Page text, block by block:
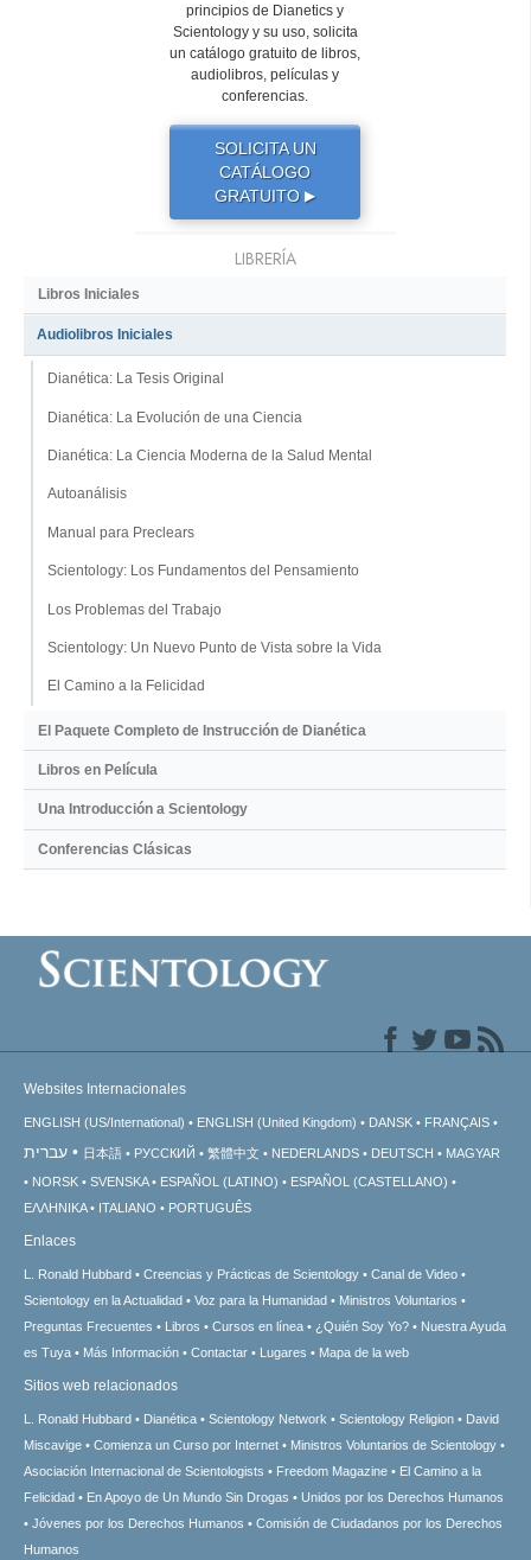
principios de Dianetics y
Scientology y su uso, solicita
un catálogo gratuito de libros,
audiolibros, películas y
conferencias.
SOLICITA UN
CATÁLOGO
GRATUITO ▶
LIBRERÍA
Libros Iniciales
Audiolibros Iniciales
Dianética: La Tesis Original
Dianética: La Evolución de una Ciencia
Dianética: La Ciencia Moderna de la Salud Mental
Autoanálisis
Manual para Preclears
Scientology: Los Fundamentos del Pensamiento
Los Problemas del Trabajo
Scientology: Un Nuevo Punto de Vista sobre la Vida
El Camino a la Felicidad
El Paquete Completo de Instrucción de Dianética
Libros en Película
Una Introducción a Scientology
Conferencias Clásicas
Websites Internacionales
ENGLISH (US/International) ENGLISH (United Kingdom) DANSK FRANÇAIS
עברית 日本語 РУССКИЙ 繁體中文 NEDERLANDS DEUTSCH
MAGYAR
NORSK
SVENSKA ESPAÑOL (LATINO)
ESPAÑOL (CASTELLANO)
ΕΛΛΗΝΙΚA
ITALIANO PORTUGUÊS
Enlaces
L. Ronald Hubbard Creencias y Prácticas de Scientology
Canal de Video
Scientology en la Actualidad
Voz para la Humanidad
Ministros Voluntarios
Preguntas Frecuentes
Libros Cursos en línea ¿Quién Soy Yo?
Nuestra Ayuda
es Tuya
Más Información Contactar Lugares Mapa de la web
Sitios web relacionados
L. Ronald Hubbard Dianética Scientology Network Scientology Religion
David
Miscavige
Comienza un Curso por Internet
Ministros Voluntarios de Scientology
Asociación Internacional de Scientologists
Freedom Magazine
El Camino a la
Felicidad
En Apoyo de Un Mundo Sin Drogas
Unidos por los Derechos Humanos
Jóvenes por los Derechos Humanos
Comisión de Ciudadanos por los Derechos
Humanos